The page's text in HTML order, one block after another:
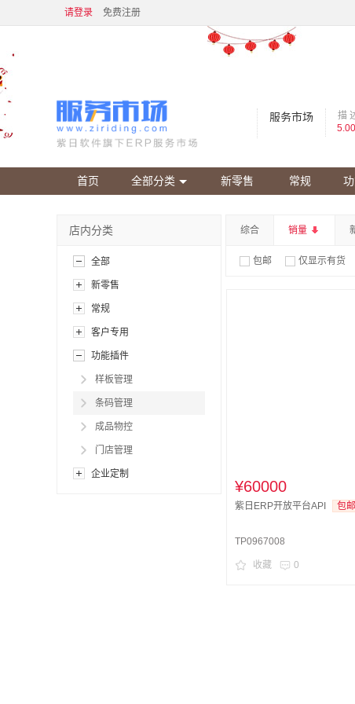
请登录 免费注册
服务市场
描
5.00
首页 全部分类 新零售 常规
店内分类
全部
新零售
常规
客户专用
功能插件
样板管理
条码管理
成品物控
门店管理
企业定制
综合 销量
包邮 仅显示有货
¥60000
紫日ERP开放平台API
包邮
TP0967008
收藏 0